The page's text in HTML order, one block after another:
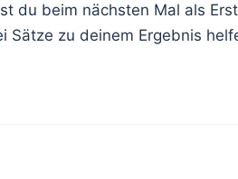
du beim nächsten Mal als
zu deinem Ergebnis